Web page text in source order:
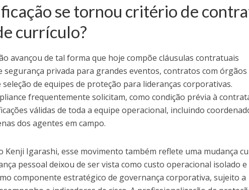
se tornou critério de
currículo?
avançou de tal forma que hoje compõe cláusulas contratuais
segurança privada para grandes eventos, contratos com órgãos
de equipes de proteção para lideranças corporativas.
frequentemente solicitam, como condição prévia à
válidas de toda a equipe operacional, incluindo
dos agentes em campo.
Kenji Igarashi, esse movimento também reflete uma mudança
pessoal deixou de ser vista como custo operacional isolado e
componente estratégico de governança corporativa, sujeito a